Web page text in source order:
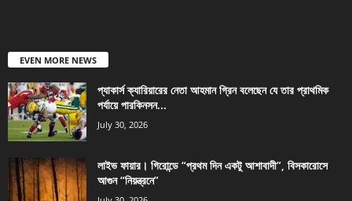
EVEN MORE NEWS
প্যাকার্স ক্যারিয়ারের নেতা আহমান গ্রিন বলেছেন যে তার প্রাথমিক
পর্যায়ে পারকিনসন...
July 30, 2026
লাইভ ফায়ার। গিরোন্ডে “প্রথম দিন একটু আশাবাদী”, বিসকারোসে
আগুন “নিয়ন্ত্রনে”